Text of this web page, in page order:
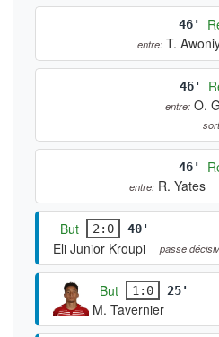
46'
entre: T.
46'
entre: O.
46'
entre: R. Yates
But 2:0 40'
Eli Junior Kroupi passe
But 1:0 25'
M. Tavernier